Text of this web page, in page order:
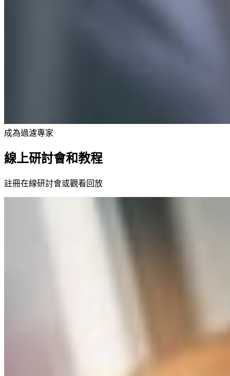
成為過濾專家
線上研討會和教程
註冊在線研討會或觀看回放